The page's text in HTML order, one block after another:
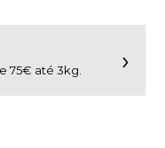
75€ até 3kg. ›